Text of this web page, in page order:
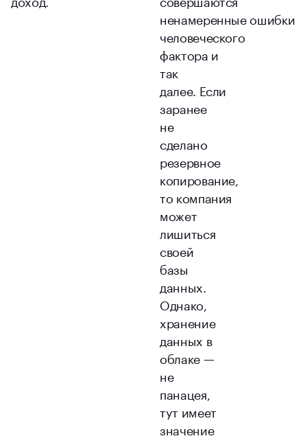
ненамеренные ошибки
человеческого
фактора и
так
далее. Если
заранее
не
сделано
резервное
копирование,
то компания
может
лишиться
своей
базы
данных.
Однако,
хранение
данных в
облаке —
не
панацея,
тут имеет
значение